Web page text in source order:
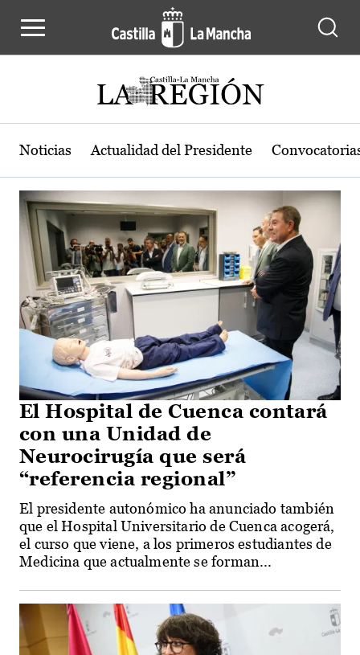
Actualidad de la región de Castilla-
Noticias Actualidad del Presidente
El Hospital de Cuenca contará
con una Unidad de
Neurocirugía que será
“referencia regional”
El presidente autonómico ha anunciado también
que el Hospital Universitario de Cuenca acogerá,
el curso que viene, a los primeros estudiantes de
Medicina que actualmente se forman...